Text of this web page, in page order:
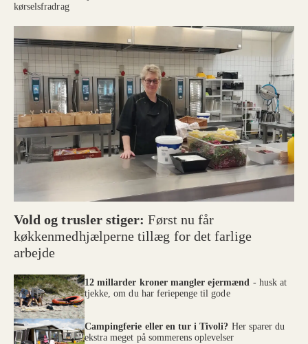
kørselsfradrag
Vold og trusler stiger:Først nu får
køkkenmedhjælperne tillæg for det farlige
arbejde
12 millarder kroner mangler ejermænd - husk at
tjekke, om du har feriepenge til gode
Campingferie eller en tur i Tivoli? Her sparer du
ekstra meget på sommerens oplevelser